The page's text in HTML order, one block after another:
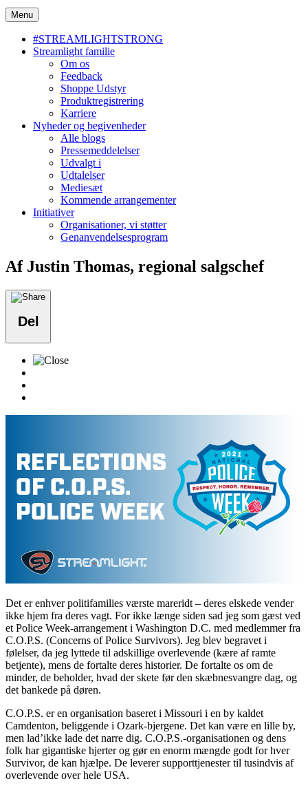
Menu
#STREAMLIGHTSTRONG
Streamlight familie
Om os
Feedback
Shoppe Udstyr
Produktregistrering
Karriere
Nyheder og begivenheder
Alle blogs
Pressemeddelelser
Udvalgt i
Udtalelser
Mediesæt
Kommende arrangementer
Initiativer
Organisationer, vi støtter
Genanvendelsesprogram
Af Justin Thomas, regional salgschef
Del
Det er enhver politifamilies værste mareridt – deres elskede vender
ikke hjem fra deres vagt. For ikke længe siden sad jeg som gæst ved
et Police Week-arrangement i Washington D.C. med medlemmer fra
C.O.P.S. (Concerns of Police Survivors). Jeg blev begravet i
følelser, da jeg lyttede til adskillige overlevende (kære af ramte
betjente), mens de fortalte deres historier. De fortalte os om de
minder, de beholder, hvad der skete før den skæbnesvangre dag, og
det bankede på døren.
C.O.P.S. er en organisation baseret i Missouri i en by kaldet
Camdenton, beliggende i Ozark-bjergene. Det kan være en lille by,
men lad’ikke lade det narre dig. C.O.P.S.-organisationen og dens
folk har gigantiske hjerter og gør en enorm mængde godt for hver
Survivor, de kan hjælpe. De leverer supporttjenester til tusindvis af
overlevende over hele USA.